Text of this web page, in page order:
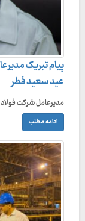
پیام تبریک
عید سعید فطر
مدیرعامل شرکت
ادامه مطلب